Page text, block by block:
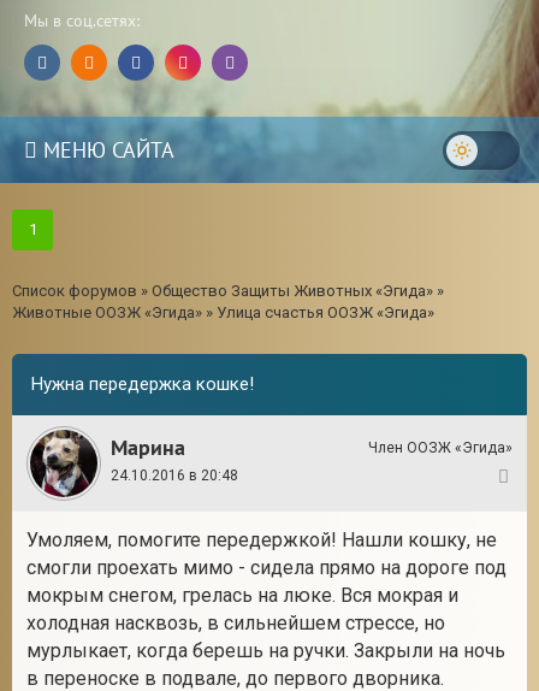
Мы в соц.сетях:
МЕНЮ САЙТА
1
Список форумов » Общество Защиты Животных «Эгида» »
Животные ООЗЖ «Эгида» » Улица счастья ООЗЖ «Эгида»
Нужна передержка кошке!
Марина
Член ООЗЖ «Эгида»
24.10.2016 в 20:48
Умоляем, помогите передержкой! Нашли кошку, не
смогли проехать мимо - сидела прямо на дороге под
мокрым снегом, грелась на люке. Вся мокрая и
холодная насквозь, в сильнейшем стрессе, но
мурлыкает, когда берешь на ручки. Закрыли на ночь
в переноске в подвале, до первого дворника.